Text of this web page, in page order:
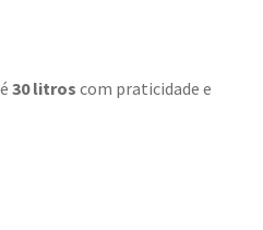
30 litros com praticidade e